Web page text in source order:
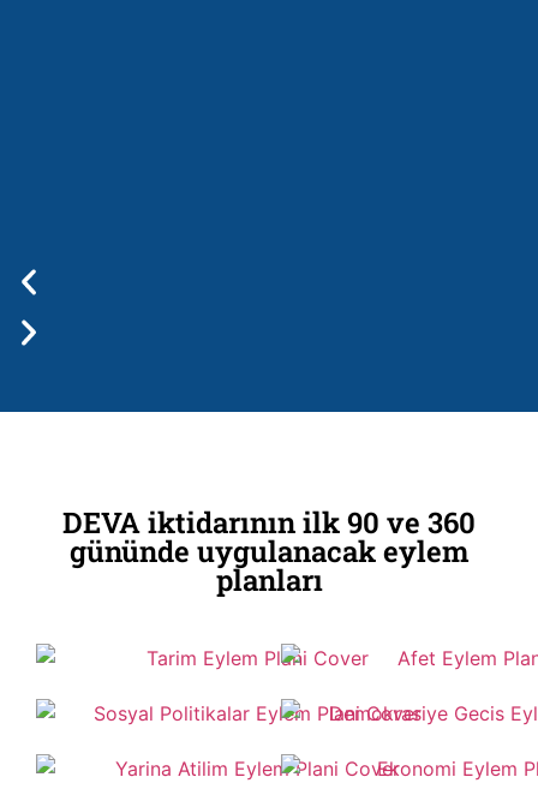
DEVA iktidarının ilk 90 ve 360
gününde uygulanacak eylem
planları